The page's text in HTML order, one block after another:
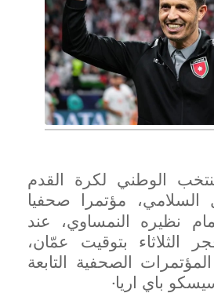
الوطني لكرة القدم
السلامي، مؤتمرا صحفيا
نظيره النمساوي، عند
1:45 فجر الثلاثاء بتوقيت عمّان،
الصحفية التابعة
باي اريا.